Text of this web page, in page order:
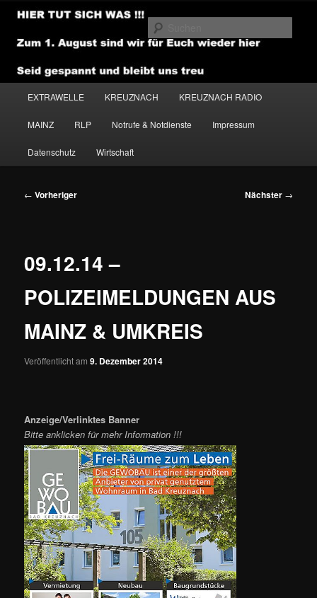
Zum
primären
Inhalt
NEWSHOUSE.MEDIA
EXTRAWELLE KREUZNACH KREUZNACH RADIO
MAINZ RLP Notrufe & Notdienste Impressum
Datenschutz Wirtschaft
Beitragsnavigation
← Vorheriger Nächster →
09.12.14 –
POLIZEIMELDUNGEN AUS
MAINZ & UMKREIS
Veröffentlicht am9. Dezember 2014
Anzeige/Verlinktes Banner
Bitte anklicken für mehr Information !!!